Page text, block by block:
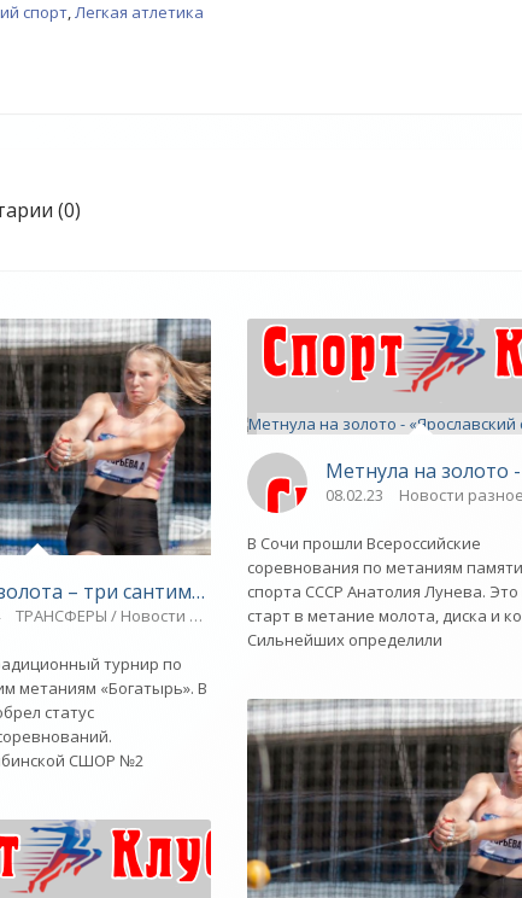
спорт,Легкая атлетика
(0)
– три сантиметра - «Ярославский спорт»
ТРАНСФЕРЫ / Новости разное / Плавание / Видео новости /
турнир по
метаниям «Богатырь». В
статус
СШОР №2
Метнула на золото
08.02.23 Новости
В Сочи прошли Всероссийские
соревнования по метаниям
спорта СССР Анатолия Лунева.
старт в метание молота, диска и
Сильнейших определили